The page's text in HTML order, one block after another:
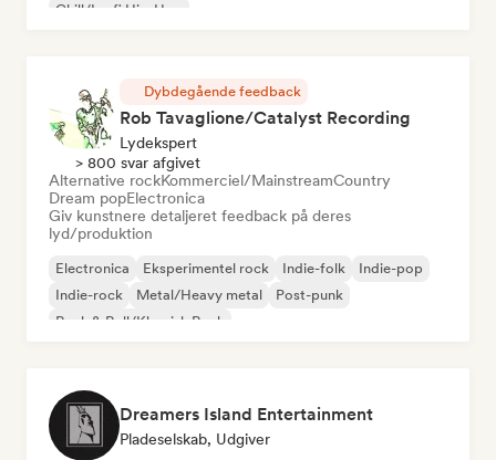
Chill/Lo-fi Hip-Hop
Dybdegående feedback
Rob Tavaglione/Catalyst Recording
Lydekspert
> 800 svar afgivet
Alternative rockKommerciel/MainstreamCountry
Dream popElectronica
Giv kunstnere detaljeret feedback på deres
lyd/produktion
Electronica Eksperimentel rock Indie-folk
Indie-pop
Indie-rock
Metal/Heavy metal
Post-punk
Rock & Roll/Klassisk Rock
Dreamers Island Entertainment
Pladeselskab, Udgiver